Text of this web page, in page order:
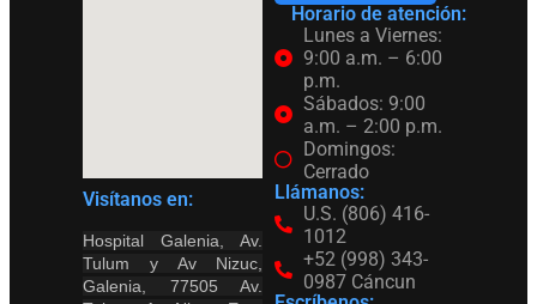
Visítanos en:
Hospital Galenia, Av.
Tulum y Av Nizuc,
Galenia, 77505 Av.
Horario de atención:
Lunes a Viernes:
9:00 a.m. – 6:00
p.m.
Sábados: 9:00
a.m. – 2:00 p.m.
Domingos:
Cerrado
Llámanos:
U.S. (806) 416-
1012
+52 (998) 343-
0987 Cáncun